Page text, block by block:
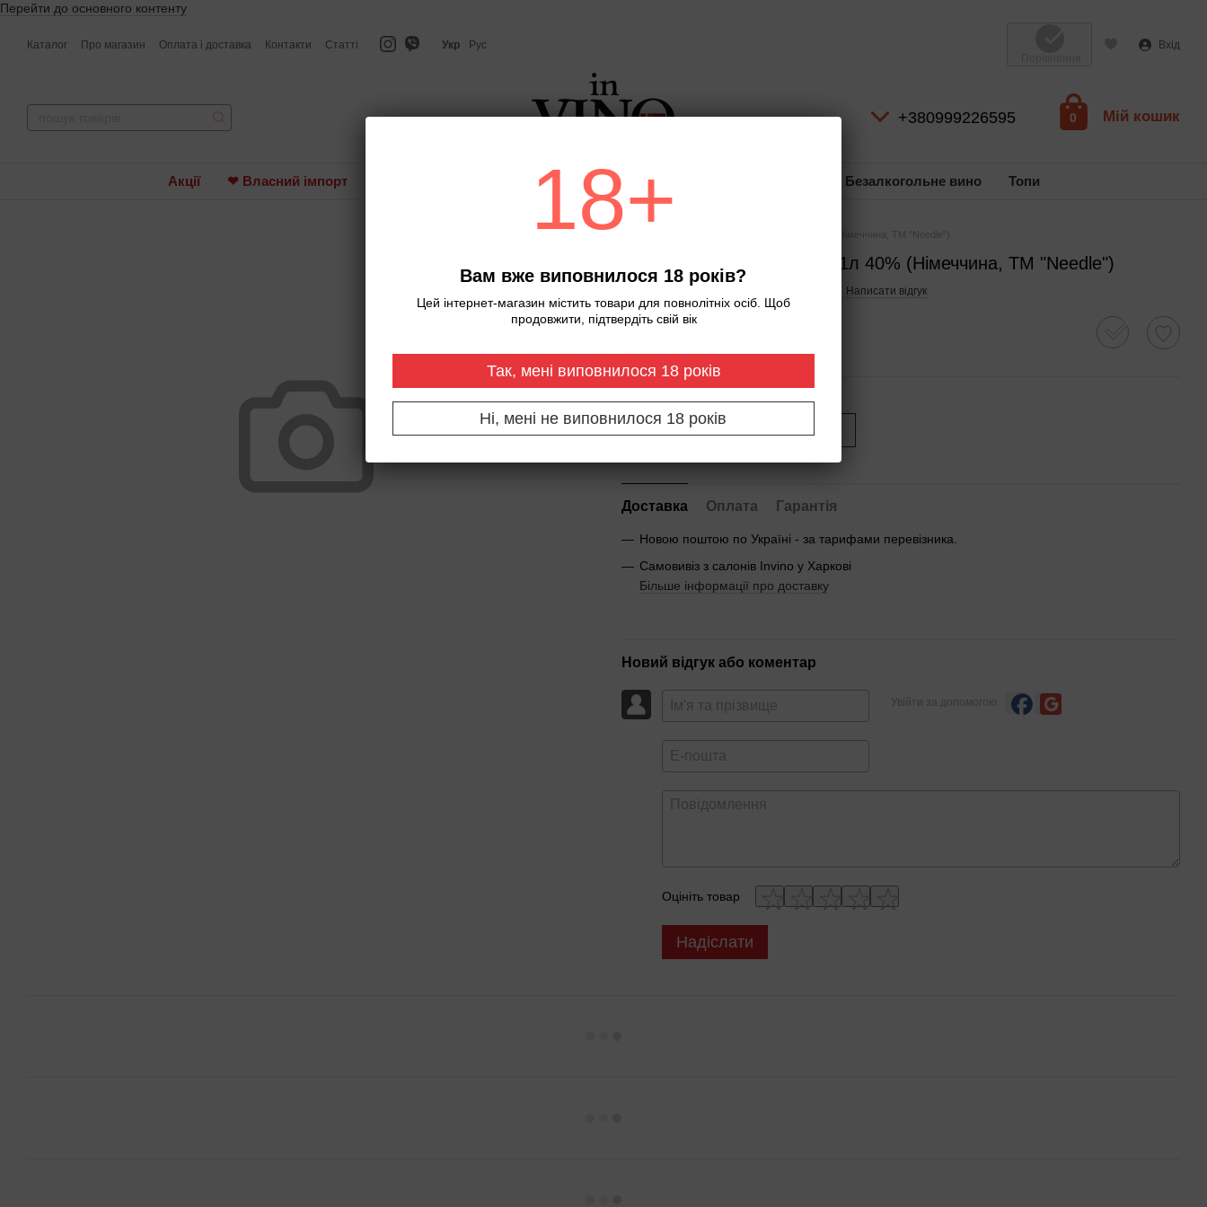
Перейти до основного контенту
Каталог Про магазин Оплата і доставка Контакти Статті Укр
Рус
Вхід
+380999226595 0 Мій кошик
Акції ❤ Власний імпорт Ігристе вино та шампанське Віскі Безалкогольне вино Топи
Джин "Needle Blackforest" 1л 40% (Німеччина, ТМ "Needle")
Джин "Needle Blackforest" 1л 40% (Німеччина, ТМ "Needle")
Написати відгук
565 грн
Повідомити, коли з'явиться
Доставка Оплата Гарантія
Новою поштою по Україні - за тарифами перевізника.
Самовивіз з салонів Invino у Харкові
Більше інформації про доставку
Новий відгук або коментар
Увійти за допомогою
Оцініть товар
Надіслати
18+
Вам вже виповнилося 18 років?
Цей інтернет-магазин містить товари для повнолітніх осіб. Щоб
продовжити, підтвердіть свій вік
Так, мені виповнилося 18 років
Ні, мені не виповнилося 18 років